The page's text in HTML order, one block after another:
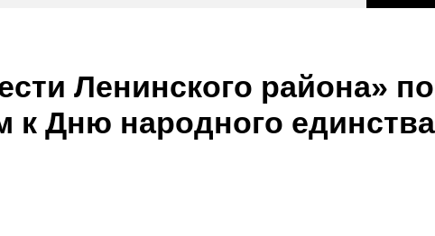
Ленинского района»
к Дню народного единства